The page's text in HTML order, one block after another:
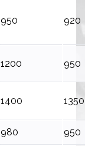
950 920
1200 950
1400 1350
980 950